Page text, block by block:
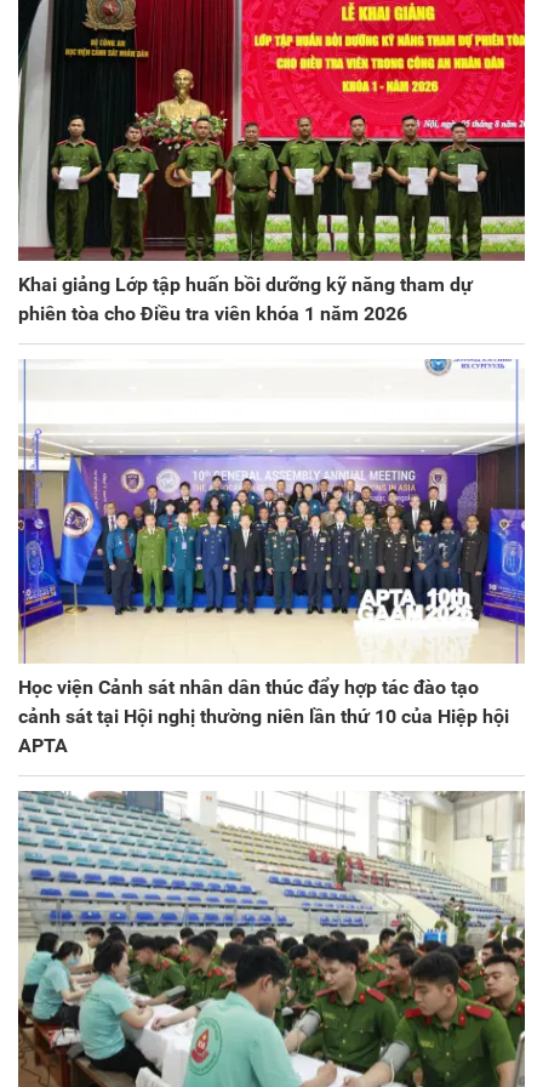
Khai giảng Lớp tập huấn bồi dưỡng kỹ năng tham dự
phiên tòa cho Điều tra viên khóa 1 năm 2026
Học viện Cảnh sát nhân dân thúc đẩy hợp tác đào tạo
cảnh sát tại Hội nghị thường niên lần thứ 10 của Hiệp hội
APTA